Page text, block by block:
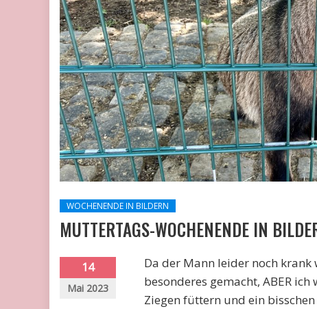
WOCHENENDE IN BILDERN
MUTTERTAGS-WOCHENENDE IN
14
Mai 2023
Da der Mann leider noch
besonderes gemacht, ABER
Ziegen füttern und ein